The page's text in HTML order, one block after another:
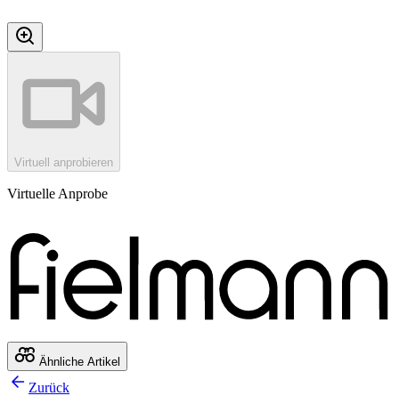
Virtuell anprobieren
Virtuelle Anprobe
Ähnliche Artikel
Zurück